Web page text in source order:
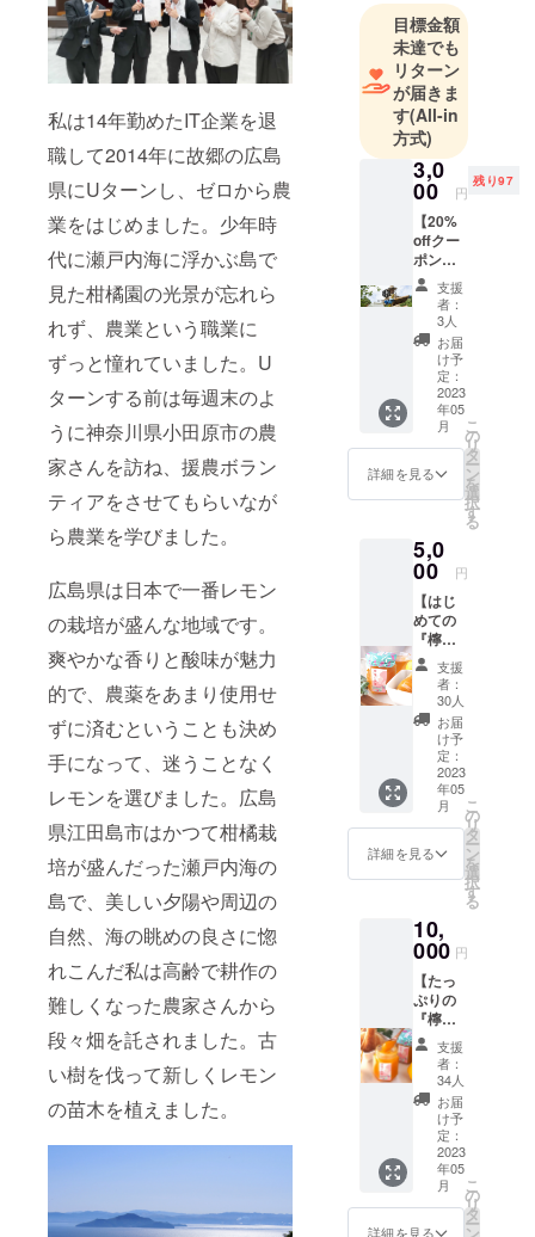
私は14年勤めたIT企業を退
職して2014年に故郷の広島
県にUターンし、ゼロから農
業をはじめました。少年時
代に瀬戸内海に浮かぶ島で
見た柑橘園の光景が忘れら
れず、農業という職業に
ずっと憧れていました。U
ターンする前は毎週末のよ
うに神奈川県小田原市の農
家さんを訪ね、援農ボラン
ティアをさせてもらいなが
ら農業を学びました。
広島県は日本で一番レモン
の栽培が盛んな地域です。
爽やかな香りと酸味が魅力
的で、農薬をあまり使用せ
ずに済むということも決め
手になって、迷うことなく
レモンを選びました。広島
県江田島市はかつて柑橘栽
培が盛んだった瀬戸内海の
島で、美しい夕陽や周辺の
自然、海の眺めの良さに惚
れこんだ私は高齢で耕作の
難しくなった農家さんから
段々畑を託されました。古
い樹を伐って新しくレモン
の苗木を植えました。
ます。収穫
は早朝に養
蜂場ではな
く、事業所
に持ち帰り
遠心分離作
業を行って
います。
収穫した蜂
蜜は冷凍保
存(-5℃)でフ
レッシュさ
を保ち、ブ
レンドを行
わず、採取
した場所・
採取日ごと
にそのま
めしていま
柑橘類の栽
培は以下の
ポリシーで
取り組んで
います。
（幸ノ浦）
除草剤不使
用、農薬の
使用は必要
最小限の減
農薬栽培
除草剤不使
用、農薬は
使いません
ミツバチの
飼育、柑橘
栽培の様子
ははつはな
Facebook
ページで公
開していま
目標金額
未達でも
リターン
が届きま
す(All-in
方式)
3,0
00 円
残り97
【20%
offクー
ポン
はつは
な果蜂
園のEC
サイト
で使え
ます】
広島県
内各地
で採取
した
様々な
季節の
蜂蜜
橘類や
それら
を使っ
た加工
品ま
で、幅
広く揃
えてい
ます。
特に巣
蜜は希
少性が
高く、
販売さ
れてい
る養蜂
家も少
機会に
お試し
くださ
い。 EC
サイト
はこち
らです
https://
hatsuh
ana888.
base.sh
op/ 購入
金額に
上限な
く20%
offにな
支援
者：
3人
お届
け予
定：
2023
年05
月
詳細を見る
こ
の
リ
タ
ー
ン
を
選
択
す
る
5,0
00 円
【はじ
めての
『檸檬
の初
恋』】
完成し
た新デ
ザイン
の『檸
檬の初
恋』1本
をご支
援頂い
た方に
いち早
くお届
しま
す。 デ
ザイ
ナーさ
んとワ
クワク
するよ
うな商
品デザ
インを
検討し
ていま
す。
『檸檬
の初
恋』の
一味違
支援
者：
30人
お届
け予
定：
2023
年05
月
詳細を見る
こ
の
リ
タ
ー
ン
を
選
択
す
る
10,
000 円
【たっ
ぷりの
『檸檬
の初
恋』】
完成し
た新デ
ザイン
の『檸
檬の初
恋』3本
をご支
援頂い
た方に
支援
者：
34人
お届
け予
定：
2023
年05
月
詳細を見る
こ
の
リ
タ
ー